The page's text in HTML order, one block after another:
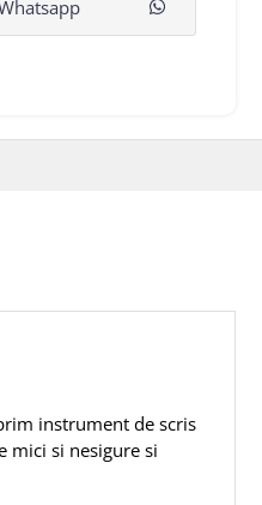
instrument de scris
mici si nesigure si